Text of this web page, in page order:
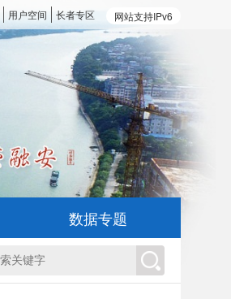
网站支持IPv6
用户空间 长者专区
数据专题